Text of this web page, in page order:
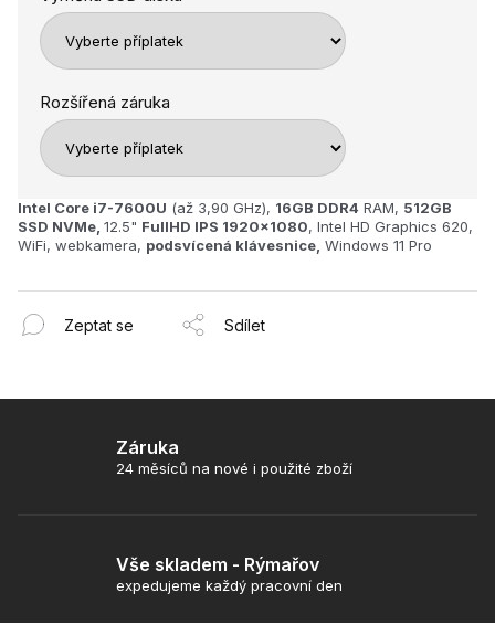
Rozšířená záruka
Intel Core i7-7600U (až 3,90 GHz), 16GB DDR4 RAM, 512GB
SSD NVMe, 12.5" FullHD IPS 1920x1080, Intel HD Graphics 620,
WiFi, webkamera, podsvícená klávesnice, Windows 11 Pro
Zeptat se Sdílet
Záruka
24 měsíců na nové i použité zboží
Vše skladem - Rýmařov
expedujeme každý pracovní den